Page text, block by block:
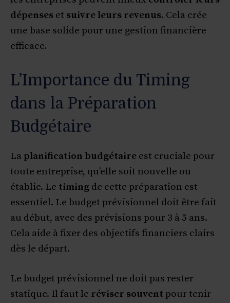
dépenses et suivre leurs revenus. Cela crée
une base solide pour une gestion financière
efficace.
L’Importance du Timing
dans la Préparation
Budgétaire
La planification budgétaire est cruciale pour
toute entreprise, qu’elle soit nouvelle ou
établie. Le timing de cette préparation est
essentiel. Le budget prévisionnel doit être fait
au début, avec des prévisions pour 3 à 5 ans.
Cela aide à fixer des objectifs financiers clairs
dès le départ.
Le budget prévisionnel ne doit pas rester
statique. Il faut le réviser souvent pour tenir